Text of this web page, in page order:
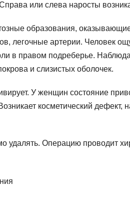
или слева наросты
образования,
легочные артерии. Человек
в правом подреберье.
и слизистых оболочек.
У женщин состояние
косметический дефект,
удалять. Операцию проводит